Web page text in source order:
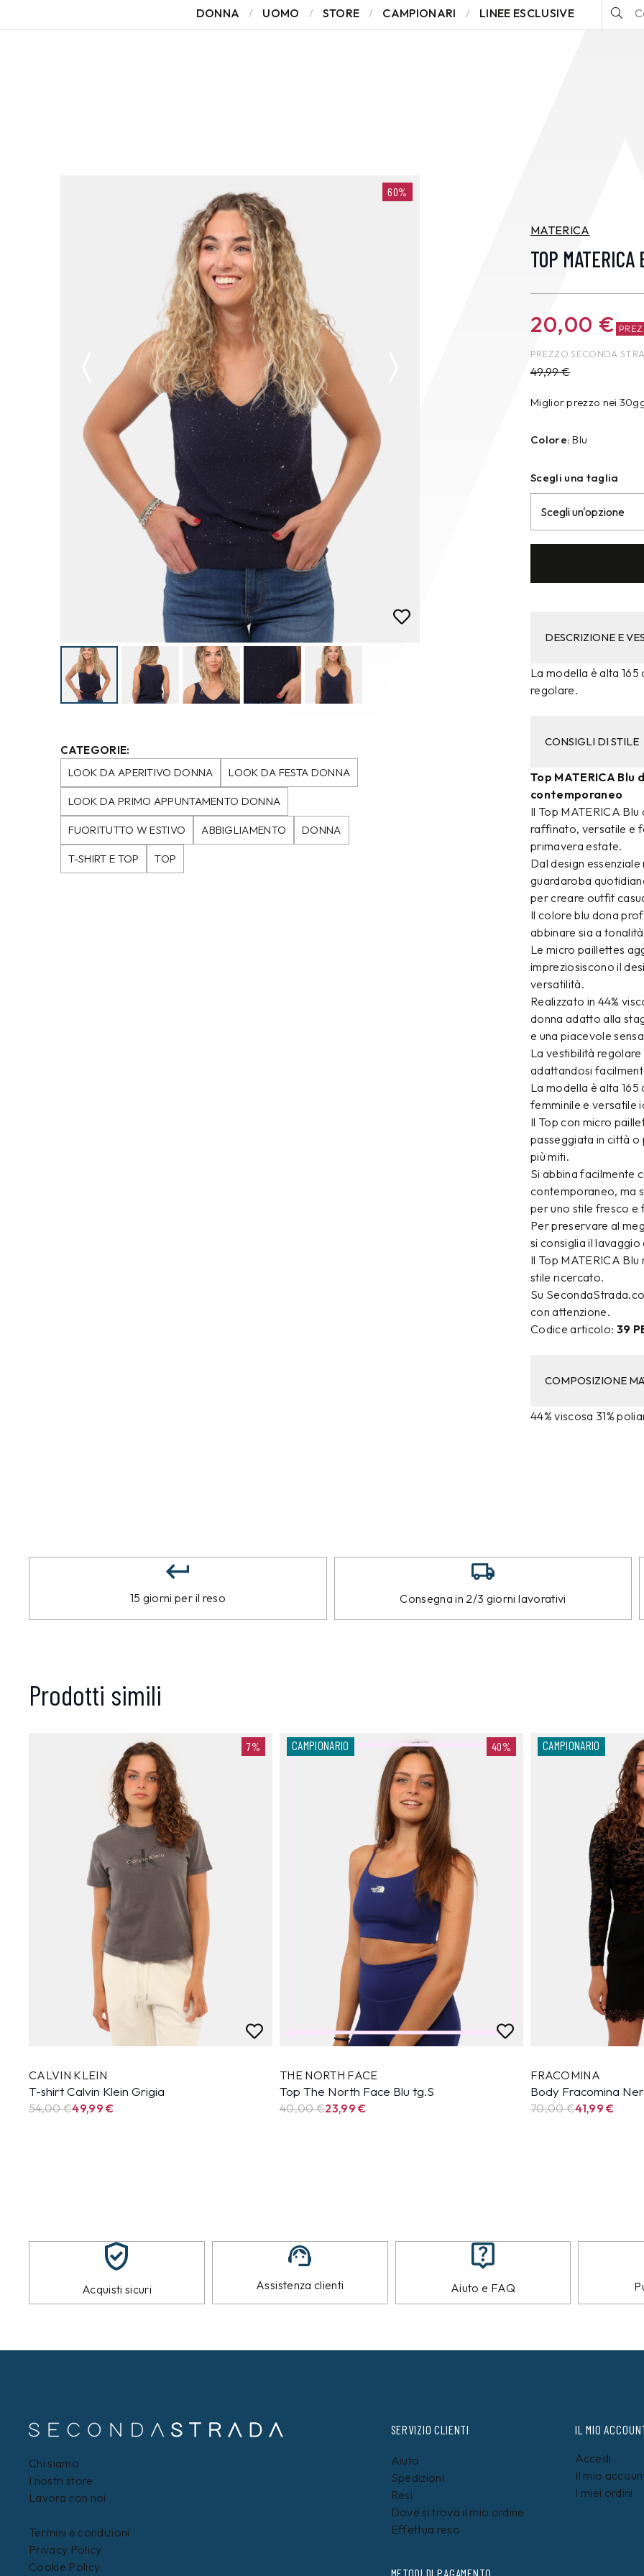
DONNA UOMO STORE CAMPIONARI LINEE ESCLUSIVE
60%
CATEGORIE:
LOOK DA APERITIVO DONNA
LOOK DA FESTA DONNA
LOOK DA PRIMO APPUNTAMENTO DONNA
FUORITUTTO W ESTIVO ABBIGLIAMENTO DONNA
T-SHIRT E TOP TOP
MATERICA
TOP MATERICA
20,00 €
PREZZO SECONDA
49,99€
Miglior prezzo nei
Colore: Blu
Scegli una taglia
DESCRIZIONE E
La modella è alta
regolare.
CONSIGLI DI STILE
Top MATERICA
contemporaneo
Il Top MATERICA
raffinato, versatile e
primavera estate.
Dal design
guardaroba
per creare outfit
Il colore blu dona
abbinare sia a
Le micro paillettes
impreziosiscono il
versatilità.
Realizzato in 44%
donna adatto alla
e una piacevole
La vestibilità
adattandosi
La modella è alta
femminile e versatile
Il Top con micro
passeggiata in città
più miti.
Si abbina facilmente
contemporaneo, ma
per uno stile fresco e
Per preservare al
si consiglia il lavaggio
Il Top MATERICA
stile ricercato.
Su
con attenzione.
Codice articolo: 39
COMPOSIZIONE
44% viscosa 31%
15 giorni per il reso Consegna in 2/3 giorni lavorativi
Prodotti simili
7%
CALVIN KLEIN
T-shirt Calvin Klein Grigia
54,00 €49,99€
CAMPIONARIO 40%
THE NORTH FACE
Top The North Face Blu tg.S
40,00 €23,99€
CAMPIONARIO
FRACOMINA
Body Fracomina
70,00 €41,99€
Acquisti sicuri Assistenza clienti Aiuto e FAQ
Chi siamo
I nostri store
Lavora con noi
Termini e condizioni
Privacy Policy
Cookie Policy
SERVIZIO CLIENTI
Aiuto
Spedizioni
Resi
Dove si trova il mio ordine
Effettua reso
METODI DI PAGAMENTO
IL MIO
Accedi
Il mio
I miei ordini